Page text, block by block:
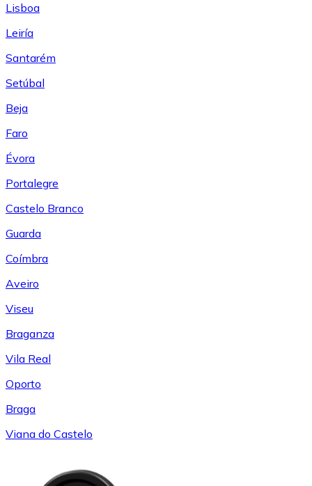
Lisboa
Leiría
Santarém
Setúbal
Beja
Faro
Évora
Portalegre
Castelo Branco
Guarda
Coímbra
Aveiro
Viseu
Braganza
Vila Real
Oporto
Braga
Viana do Castelo